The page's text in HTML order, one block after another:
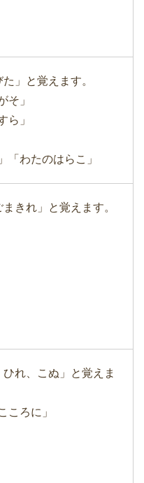
」と覚えます。
そ」
ら」
「わたのはらこ」
きれ」と覚えます。
れ、こぬ」と覚えま
ころに」